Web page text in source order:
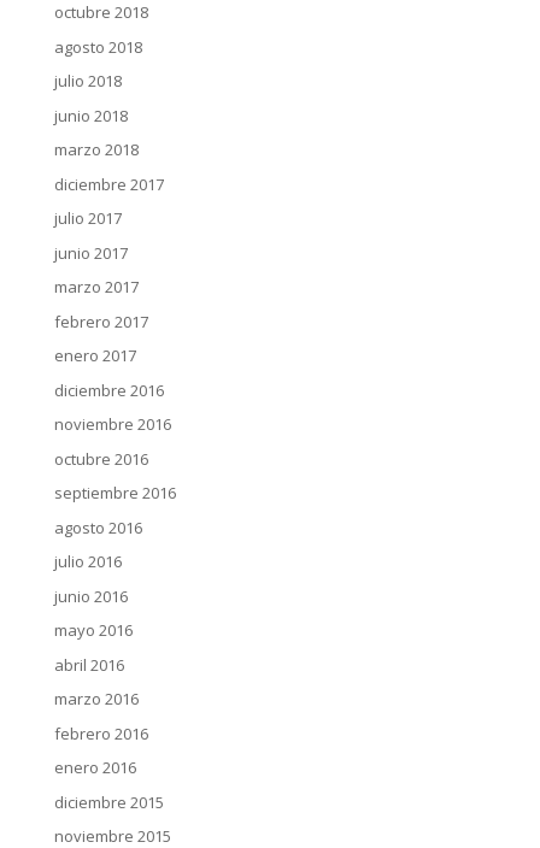
octubre 2018
agosto 2018
julio 2018
junio 2018
marzo 2018
diciembre 2017
julio 2017
junio 2017
marzo 2017
febrero 2017
enero 2017
diciembre 2016
noviembre 2016
octubre 2016
septiembre 2016
agosto 2016
julio 2016
junio 2016
mayo 2016
abril 2016
marzo 2016
febrero 2016
enero 2016
diciembre 2015
noviembre 2015